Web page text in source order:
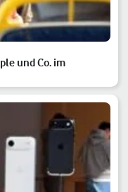
und Co. im